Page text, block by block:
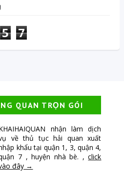
5 7
QUAN TRỌN GÓI
nhận làm dịch
về thủ tục hải quan xuất
khẩu tại quận 1, 3, quận 4,
7 , huyện nhà bè. ,click
đây →